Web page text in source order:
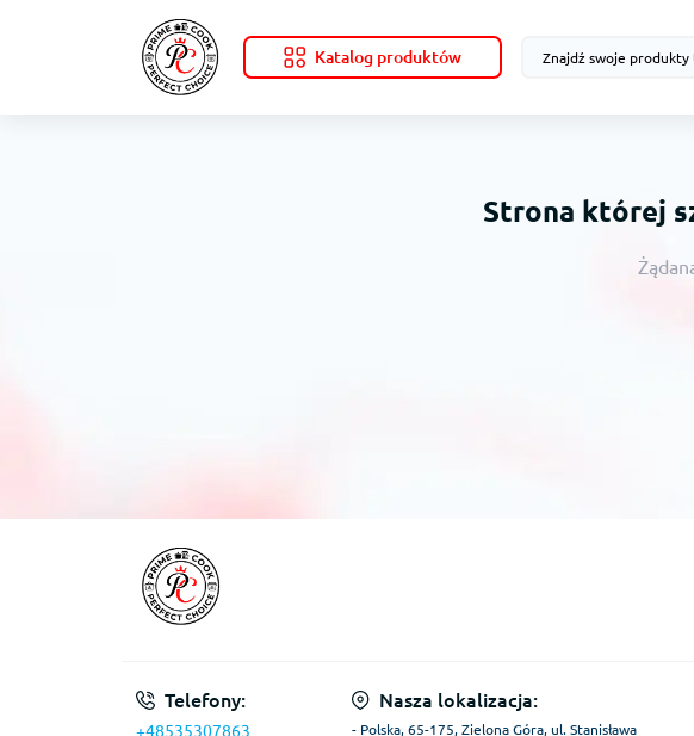
Katalog produktów
Strona której
Telefony:
+48535307863
Nasza lokalizacja:
- Polska, 65-175, Zielona Góra, ul. Stanisława